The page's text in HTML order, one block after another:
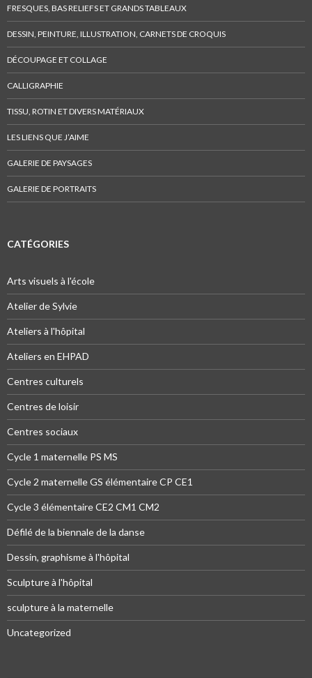
FRESQUES, BAS RELIEFS ET GRANDS TABLEAUX
DESSIN, PEINTURE, ILLUSTRATION, CARNETS DE CROQUIS
DÉCOUPAGE ET COLLAGE
CALLIGRAPHIE
TISSU, ROTIN ET DIVERS MATÉRIAUX
LES LIENS QUE J’AIME
GALERIE DE PAYSAGES
GALERIE DE PORTRAITS
CATÉGORIES
Arts visuels à l'école
Atelier de Sylvie
Ateliers à l'hôpital
Ateliers en EHPAD
Centres culturels
Centres de loisir
Centres sociaux
Cycle 1 maternelle PS MS
Cycle 2 maternelle GS élémentaire CP CE1
Cycle 3 élémentaire CE2 CM1 CM2
Défilé de la biennale de la danse
Dessin, graphisme à l'hôpital
Sculpture à l'hôpital
sculpture à la maternelle
Uncategorized